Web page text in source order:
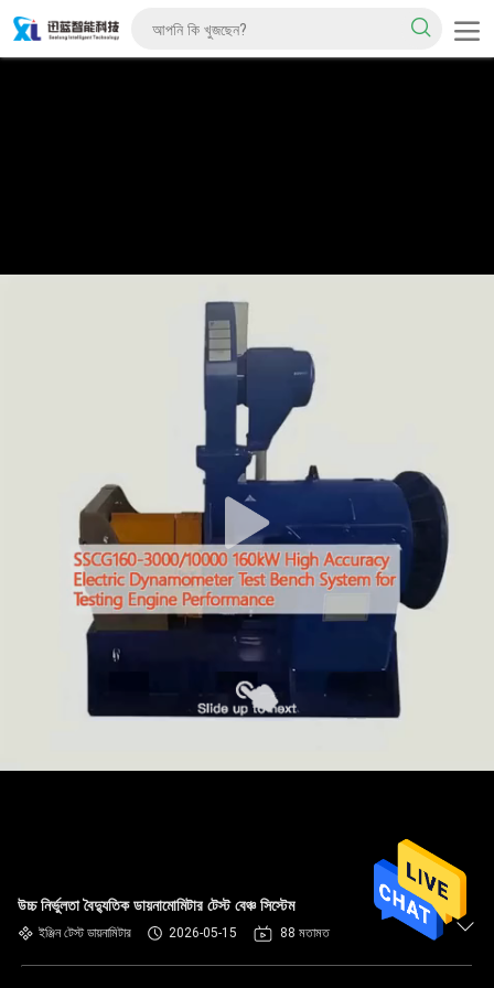
উচ্চ নির্ভুলতা বৈদ্যুতিক ডায়নামোমিটার টেস্ট বেঞ্চ সিস্টেম
ইঞ্জিন টেস্ট ডায়নামিটার 2026-05-15 88 মতামত